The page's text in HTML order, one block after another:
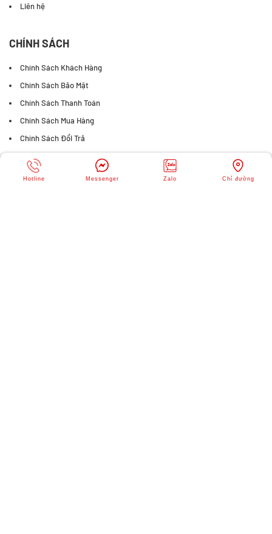
Liên hệ
CHÍNH SÁCH
Chính Sách Khách Hàng
Chính Sách Bảo Mật
Chính Sách Thanh Toán
Chính Sách Mua Hàng
Chính Sách Đổi Trả
FANPAGE FACEBOOK
Hotline Messenger Zalo Chỉ đường